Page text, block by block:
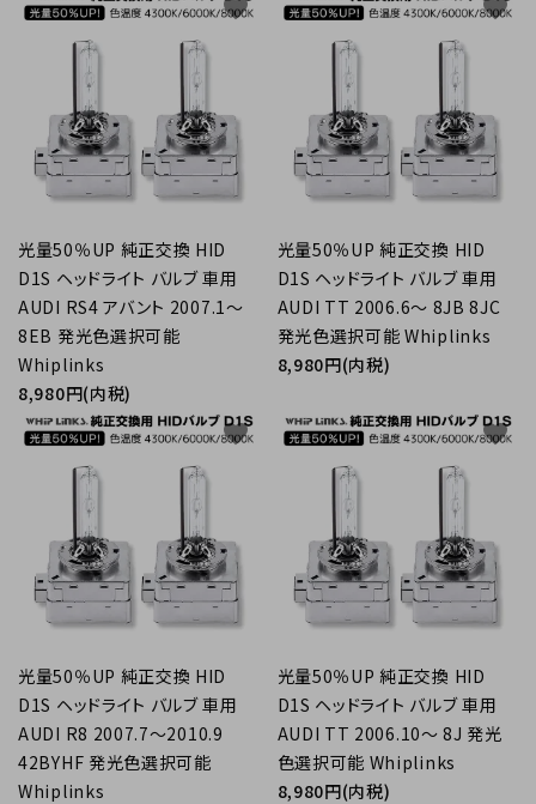
光量50％UP 純正交換 HID
D1S ヘッドライト バルブ 車用
AUDI RS4 アバント 2007.1～
8EB 発光色選択可能
Whiplinks
8,980円(内税)
favorite
光量50％UP 純正交換 HID
D1S ヘッドライト バルブ 車用
AUDI TT 2006.6～ 8JB 8JC
発光色選択可能 Whiplinks
8,980円(内税)
favorite
光量50％UP 純正交換 HID
D1S ヘッドライト バルブ 車用
AUDI R8 2007.7～2010.9
42BYHF 発光色選択可能
Whiplinks
favorite
光量50％UP 純正交換 HID
D1S ヘッドライト バルブ 車用
AUDI TT 2006.10～ 8J 発光
色選択可能 Whiplinks
8,980円(内税)
favorite